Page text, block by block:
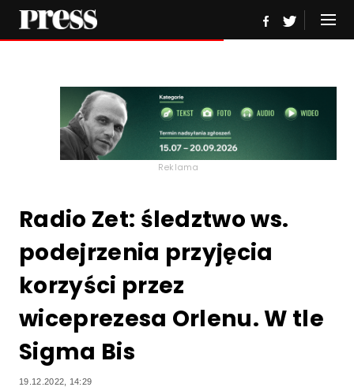
Reklama
Radio Zet: śledztwo ws.
podejrzenia przyjęcia
korzyści przez
wiceprezesa Orlenu. W tle
Sigma Bis
19.12.2022, 14:29